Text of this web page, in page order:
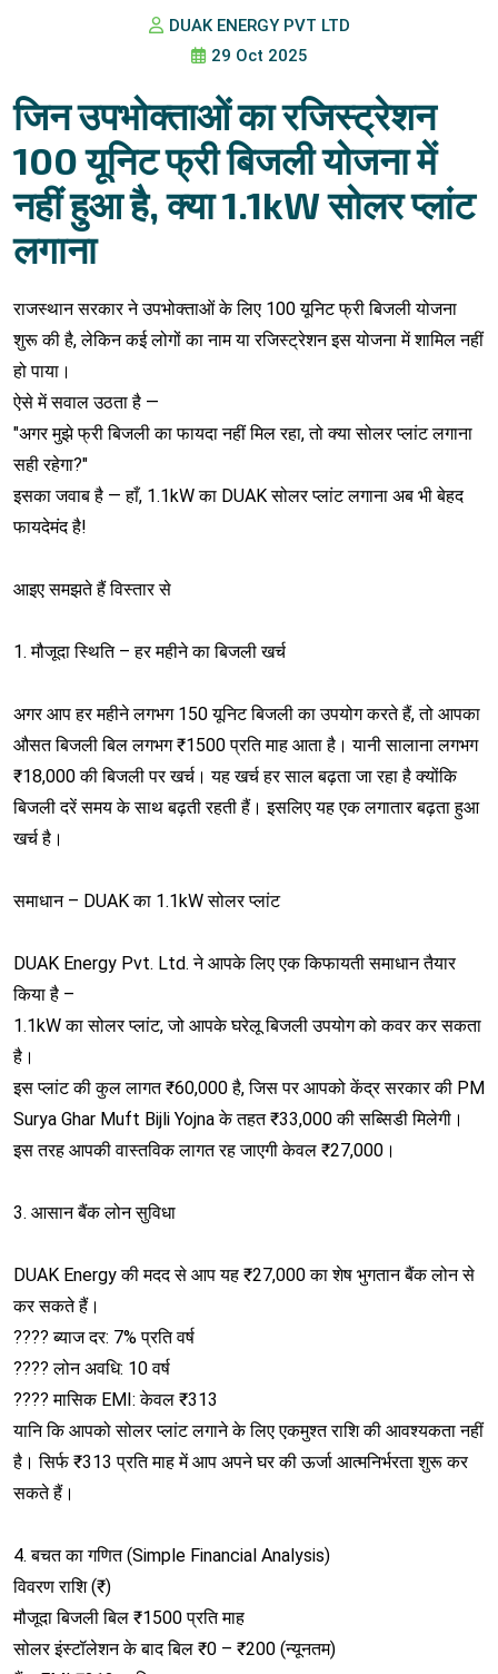
DUAK ENERGY PVT LTD
29 Oct 2025
जिन उपभोक्ताओं का रजिस्ट्रेशन
100 यूनिट फ्री बिजली योजना में
नहीं हुआ है, क्या 1.1kW सोलर प्लांट
लगाना
राजस्थान सरकार ने उपभोक्ताओं के लिए 100 यूनिट फ्री बिजली योजना
शुरू की है, लेकिन कई लोगों का नाम या रजिस्ट्रेशन इस योजना में शामिल नहीं
हो पाया।
ऐसे में सवाल उठता है —
"अगर मुझे फ्री बिजली का फायदा नहीं मिल रहा, तो क्या सोलर प्लांट लगाना
सही रहेगा?"
इसका जवाब है — हाँ, 1.1kW का DUAK सोलर प्लांट लगाना अब भी बेहद
फायदेमंद है!
आइए समझते हैं विस्तार से
1. मौजूदा स्थिति – हर महीने का बिजली खर्च
अगर आप हर महीने लगभग 150 यूनिट बिजली का उपयोग करते हैं, तो आपका
औसत बिजली बिल लगभग ₹1500 प्रति माह आता है। यानी सालाना लगभग
₹18,000 की बिजली पर खर्च। यह खर्च हर साल बढ़ता जा रहा है क्योंकि
बिजली दरें समय के साथ बढ़ती रहती हैं। इसलिए यह एक लगातार बढ़ता हुआ
खर्च है।
समाधान – DUAK का 1.1kW सोलर प्लांट
DUAK Energy Pvt. Ltd. ने आपके लिए एक किफायती समाधान तैयार
किया है –
1.1kW का सोलर प्लांट, जो आपके घरेलू बिजली उपयोग को कवर कर सकता
है।
इस प्लांट की कुल लागत ₹60,000 है, जिस पर आपको केंद्र सरकार की PM
Surya Ghar Muft Bijli Yojna के तहत ₹33,000 की सब्सिडी मिलेगी।
इस तरह आपकी वास्तविक लागत रह जाएगी केवल ₹27,000।
3. आसान बैंक लोन सुविधा
DUAK Energy की मदद से आप यह ₹27,000 का शेष भुगतान बैंक लोन से
कर सकते हैं।
???? ब्याज दर: 7% प्रति वर्ष
???? लोन अवधि: 10 वर्ष
???? मासिक EMI: केवल ₹313
यानि कि आपको सोलर प्लांट लगाने के लिए एकमुश्त राशि की आवश्यकता नहीं
है। सिर्फ ₹313 प्रति माह में आप अपने घर की ऊर्जा आत्मनिर्भरता शुरू कर
सकते हैं।
4. बचत का गणित (Simple Financial Analysis)
विवरण राशि (₹)
मौजूदा बिजली बिल ₹1500 प्रति माह
सोलर इंस्टॉलेशन के बाद बिल ₹0 – ₹200 (न्यूनतम)